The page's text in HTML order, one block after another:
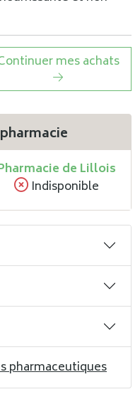
mes achats
de Lillois
Indisponible
pharmaceutiques